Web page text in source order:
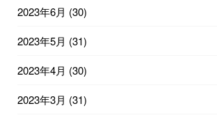
2023年6月 (30)
2023年5月 (31)
2023年4月 (30)
2023年3月 (31)